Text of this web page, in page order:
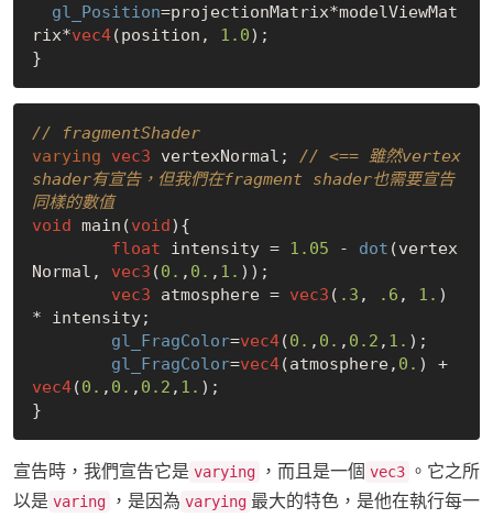
gl_Position=projectionMatrix*modelViewMat
rix*vec4(position, 1.0);
// fragmentShader
varying
vec3 vertexNormal; // <== 雖然vertex
shader有宣告，但我們在fragment shader也需要宣告
同樣的數值
void main(void){
float intensity = 1.05 - dot (vertex
Normal, vec3 (0. , 0. , 1. ));
vec3 atmosphere = vec3 ( .3 , .6 , 1. )
* intensity;
gl_FragColor=vec4(0. , 0. , 0.2 , 1. );
gl_FragColor=vec4(atmosphere, 0.
) +
vec4(0. , 0. , 0.2 , 1. );
宣告時，我們宣告它是 varying ，而且是一個 vec3 。它之所
以是 varing ，是因為 varying 最大的特色，是他在執行每一